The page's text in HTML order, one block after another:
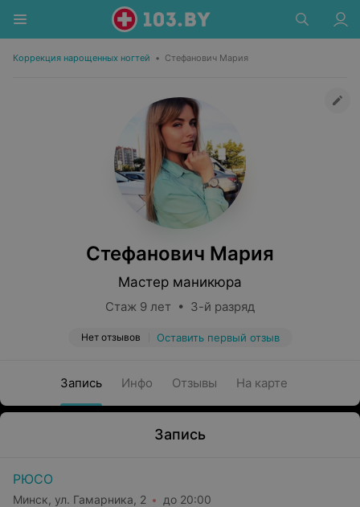
Коррекция нарощенных ногтей • Стефанович Мария
Стефанович Мария
Мастер маникюра
Стаж 9 лет • 3-й разряд
Нет отзывов Оставить первый отзыв
Запись Инфо Отзывы На карте
Запись
РЮСО
Минск, ул. Гамарника, 2 до 20:00